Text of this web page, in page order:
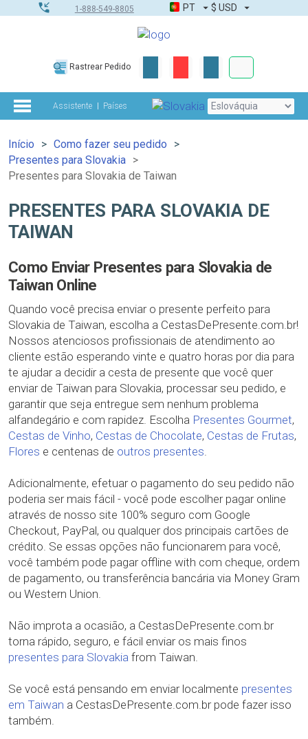
1-888-549-8805 PT $ USD
Rastrear Pedido
Assistente Países
Início
Como fazer seu pedido
Presentes para Slovakia
Presentes para Slovakia de Taiwan
PRESENTES PARA SLOVAKIA DE
TAIWAN
Como Enviar Presentes para Slovakia de
Taiwan Online
Quando você precisa enviar o presente perfeito para
Slovakia de Taiwan, escolha a CestasDePresente.com.br!
Nossos atenciosos profissionais de atendimento ao
cliente estão esperando vinte e quatro horas por dia para
te ajudar a decidir a cesta de presente que você quer
enviar de Taiwan para Slovakia, processar seu pedido, e
garantir que seja entregue sem nenhum problema
alfandegário e com rapidez. Escolha Presentes Gourmet,
Cestas de Vinho, Cestas de Chocolate, Cestas de Frutas,
Flores e centenas de outros presentes.
Adicionalmente, efetuar o pagamento do seu pedido não
poderia ser mais fácil - você pode escolher pagar online
através de nosso site 100% seguro com Google
Checkout, PayPal, ou qualquer dos principais cartões de
crédito. Se essas opções não funcionarem para você,
você também pode pagar offline with com cheque, ordem
de pagamento, ou transferência bancária via Money Gram
ou Western Union.
Não improta a ocasião, a CestasDePresente.com.br
torna rápido, seguro, e fácil enviar os mais finos
presentes para Slovakia from Taiwan.
Se você está pensando em enviar localmente presentes
em Taiwan a CestasDePresente.com.br pode fazer isso
também.